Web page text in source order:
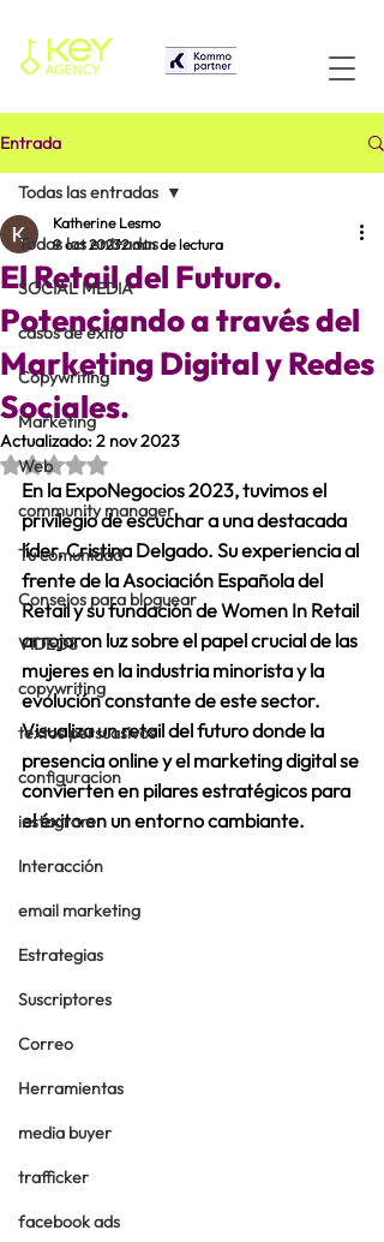
Entrada
Todas las entradas
SOCIAL MEDIA
casos de éxito
Copywriting
Marketing
Web
community manager
Tu comunidad
Consejos para bloguear
VIDEOS
copywriting
textos persuasivos
configuracion
instagram
Interacción
email marketing
Estrategias
Suscriptores
Correo
Herramientas
media buyer
trafficker
facebook ads
Todas las entradas
El Retail del Futuro.
Potenciando a través del
Marketing Digital y Redes
Sociales.
Katherine Lesmo
9 oct 20232 min de lectura
Actualizado:2 nov 2023
Obtuvo NaN de 5 estrellas.
En la ExpoNegocios 2023, tuvimos el
privilegio de escuchar a una destacada
líder, Cristina Delgado. Su experiencia al
frente de la Asociación Española del
Retail y su fundación de Women In Retail
arrojaron luz sobre el papel crucial de las
mujeres en la industria minorista y la
evolución constante de este sector.
Visualiza un retail del futuro donde la
presencia online y el marketing digital se
convierten en pilares estratégicos para
el éxito en un entorno cambiante.